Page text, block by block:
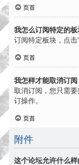
页首
我怎么订阅特定的板
订阅特定板块，点击
页首
我怎样才能取消订阅
取消订阅，您只需
订操作。
页首
附件
这个论坛允许什么样